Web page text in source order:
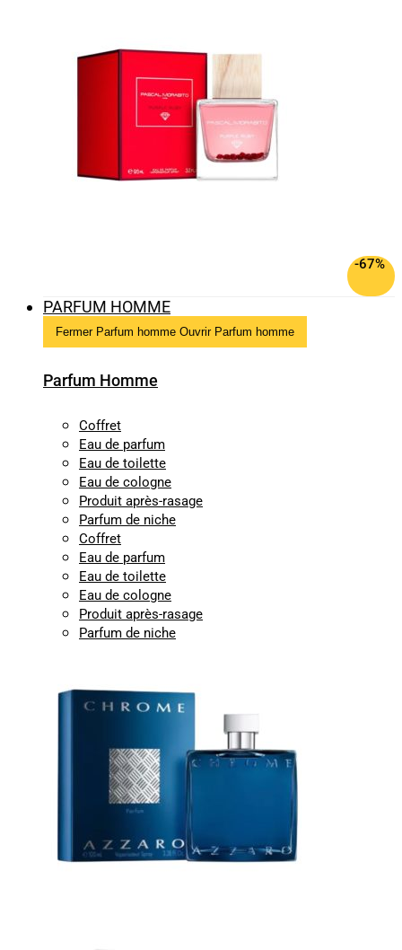
-67%
PARFUM HOMME
Fermer Parfum homme Ouvrir Parfum homme
Parfum Homme
Coffret
Eau de parfum
Eau de toilette
Eau de cologne
Produit après-rasage
Parfum de niche
Coffret
Eau de parfum
Eau de toilette
Eau de cologne
Produit après-rasage
Parfum de niche